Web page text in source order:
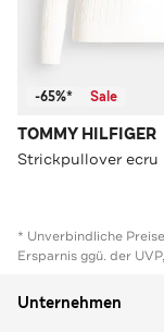
-65%* Sale
TOMMY HILFIGER
Strickpullover ecru
* Unverbindliche
Ersparnis ggü. der
Unternehmen